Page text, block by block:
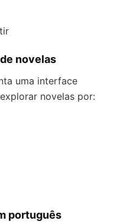
novelas
uma interface
novelas por:
português